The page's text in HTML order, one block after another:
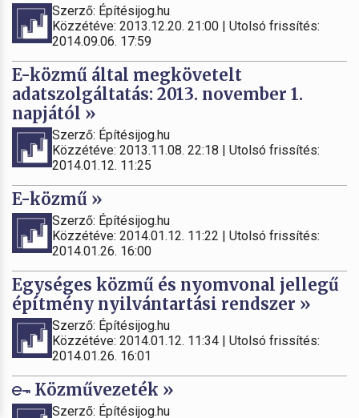
Szerző: Építésijog.hu
Közzétéve: 2013.12.20. 21:00 | Utolsó frissítés:
2014.09.06. 17:59
E-közmű által megkövetelt
adatszolgáltatás: 2013. november 1.
napjától »
Szerző: Építésijog.hu
Közzétéve: 2013.11.08. 22:18 | Utolsó frissítés:
2014.01.12. 11:25
E-közmű »
Szerző: Építésijog.hu
Közzétéve: 2014.01.12. 11:22 | Utolsó frissítés:
2014.01.26. 16:00
Egységes közmű és nyomvonal jellegű
építmény nyilvántartási rendszer »
Szerző: Építésijog.hu
Közzétéve: 2014.01.12. 11:34 | Utolsó frissítés:
2014.01.26. 16:01
Közművezeték »
Szerző: Építésijog.hu